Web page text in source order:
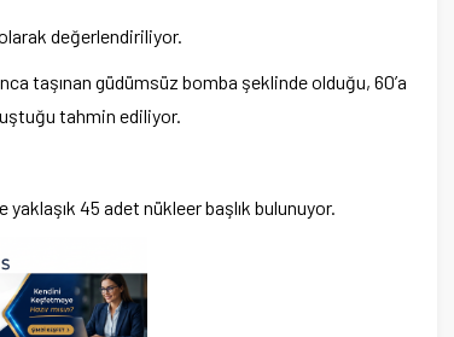
değerlendiriliyor.
taşınan güdümsüz bomba şeklinde olduğu, 60’a
tahmin ediliyor.
45 adet nükleer başlık bulunuyor.